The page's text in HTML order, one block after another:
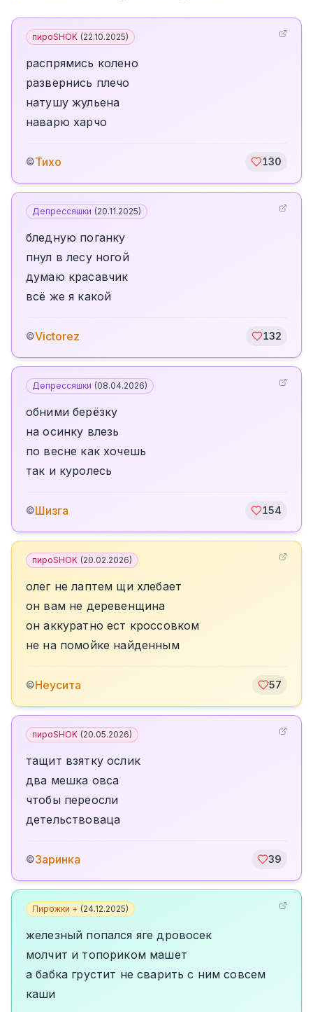
пироSHOK (22.10.2025)
распрямись колено
развернись плечо
натушу жульена
наварю харчо
©Тихо 130
Депрессяшки (20.11.2025)
бледную поганку
пнул в лесу ногой
думаю красавчик
всё же я какой
©Victorez 132
Депрессяшки (08.04.2026)
обними берёзку
на осинку влезь
по весне как хочешь
так и куролесь
©Шизга 154
пироSHOK (20.02.2026)
олег не лаптем щи хлебает
он вам не деревенщина
он аккуратно ест кроссовком
не на помойке найденным
©Неусита 57
пироSHOK (20.05.2026)
тащит взятку ослик
два мешка овса
чтобы переосли
детельствоваца
©Заринка 39
Пирожки + (24.12.2025)
железный попался яге дровосек
молчит и топориком машет
а бабка грустит не сварить с ним совсем
каши